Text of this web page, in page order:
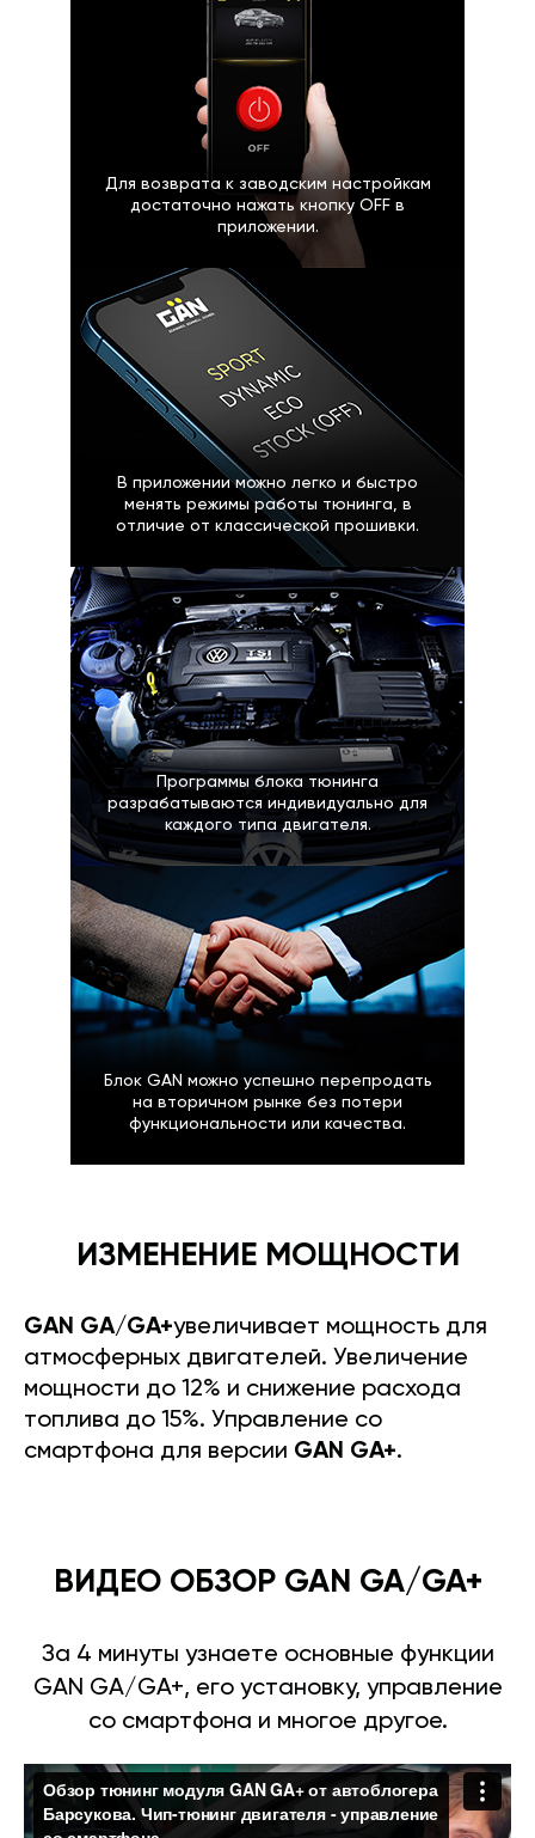
Для возврата к заводским настройкам
достаточно нажать кнопку OFF в
приложении.
В приложении можно легко и быстро
менять режимы работы тюнинга, в
отличие от классической прошивки.
Программы блока тюнинга
разрабатываются индивидуально для
каждого типа двигателя.
Блок GAN можно успешно перепродать
на вторичном рынке без потери
функциональности или качества.
ИЗМЕНЕНИЕ МОЩНОСТИ
GAN GA/GA+увеличивает мощность для
атмосферных двигателей. Увеличение
мощности до 12% и снижение расхода
топлива до 15%. Управление со
смартфона для версии GAN GA+.
ВИДЕО ОБЗОР GAN GA/GA+
За 4 минуты узнаете основные функции
GAN GA/GA+, его установку, управление
со смартфона и многое другое.